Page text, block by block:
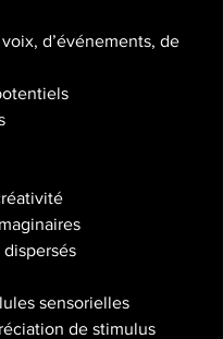
d’événements, de
sensorielles
de stimulus